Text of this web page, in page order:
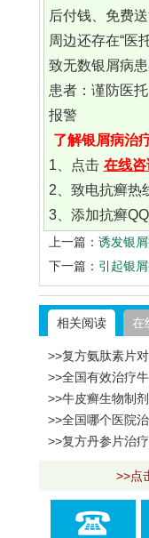
后付钱、免费
周边还存在“医
致无数银屑病
患者：谨防医
报警
了解银屑病治
1、点击 在线
2、致电抗癣热
3、添加抗癣QQ
上一篇： 诱发银
下一篇： 引起银
相关阅读 在
>>复方氨肽素片
>>全国有效治疗
>>牛皮癣生物制剂
>>全国哪个医院
>>复方丹参片治
>>点